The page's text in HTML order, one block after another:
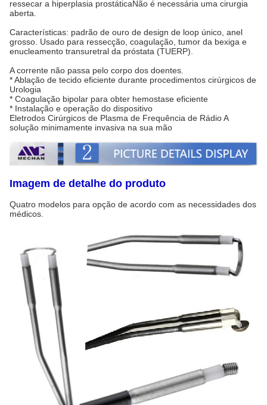
ressecar a hiperplasia prostáticaNão é necessária uma cirurgia
aberta.
Características: padrão de ouro de design de loop único, anel
grosso. Usado para ressecção, coagulação, tumor da bexiga e
enucleamento transuretral da próstata (TUERP).
A corrente não passa pelo corpo dos doentes.
* Ablação de tecido eficiente durante procedimentos cirúrgicos de
Urologia
* Coagulação bipolar para obter hemostase eficiente
* Instalação e operação do dispositivo
Eletrodos Cirúrgicos de Plasma de Frequência de Rádio A
solução minimamente invasiva na sua mão
Imagem de detalhe do produto
Quatro modelos para opção de acordo com as necessidades dos
médicos.